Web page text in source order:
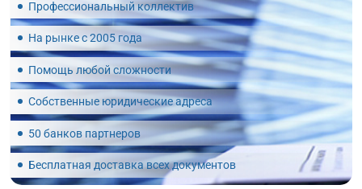
Профессиональный коллектив
На рынке с 2005 года
Помощь любой сложности
Собственные юридические адреса
50 банков партнеров
Бесплатная доставка всех документов